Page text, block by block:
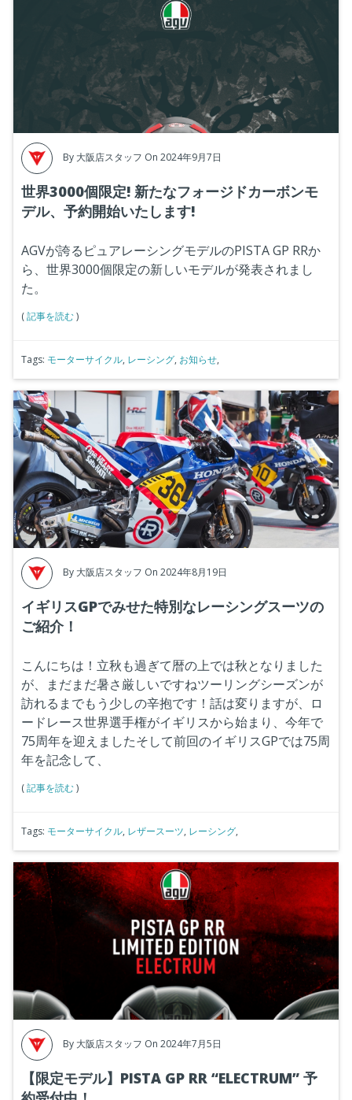
By 大阪店スタッフ On 2024年9月7日
世界3000個限定! 新たなフォージドカーボンモ
デル、予約開始いたします!
AGVが誇るピュアレーシングモデルのPISTA GP RRか
ら、世界3000個限定の新しいモデルが発表されまし
た。
(記事を読む)
Tags: モーターサイクル, レーシング, お知らせ,
By 大阪店スタッフ On 2024年8月19日
イギリスGPでみせた特別なレーシングスーツの
ご紹介！
こんにちは！立秋も過ぎて暦の上では秋となりました
が、まだまだ暑さ厳しいですねツーリングシーズンが
訪れるまでもう少しの辛抱です！話は変りますが、ロ
ードレース世界選手権がイギリスから始まり、今年で
75周年を迎えましたそして前回のイギリスGPでは75周
年を記念して、
(記事を読む)
Tags: モーターサイクル, レザースーツ, レーシング,
By 大阪店スタッフ On 2024年7月5日
【限定モデル】PISTA GP RR “ELECTRUM” 予